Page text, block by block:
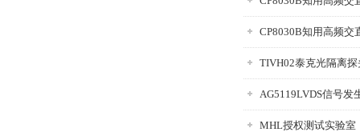
TIVH02泰克光隔离
AG5119LVDS信号发
MHL授权测试实验室